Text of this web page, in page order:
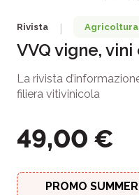
Rivista Agricoltura
VVQ vigne,
La rivista
filiera vitivinicola
49,00 €
PROMO